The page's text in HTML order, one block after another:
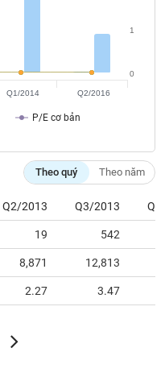
P/E cơ bản
0
1
Q1/2014 Q2/2016
Theo quý Theo năm
Q2/2013 Q3/2013
19 542
8,871 12,813
2.27 3.47